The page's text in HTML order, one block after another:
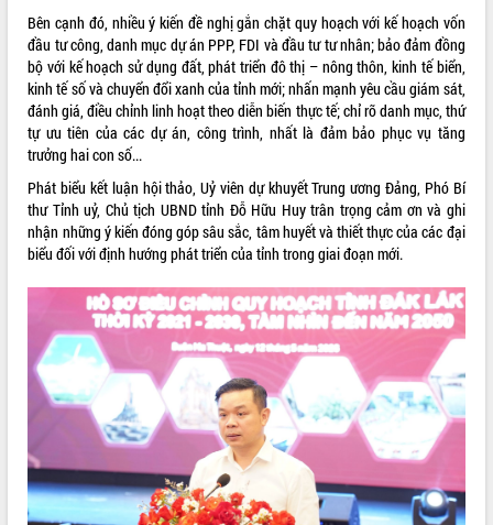
cho trạm y tế cấp xã
Du lịch Đắk Lắk nâng tầm trải nghiệm
du khách thông qua Hệ thống cơ sở dữ
liệu và Bản đồ số
Tập huấn ứng dụng trí tuệ nhân tạo (AI)
trong thương mại điện tử năm 2026
trao đổi thông tin trước Kỳ họp thứ
nhất, Quốc hội khóa XVI
Quyết liệt cải cách hành chính, khơi
thông nguồn lực phát triển
Nâng cao hiệu lực, hiệu quả HĐND
tỉnh thông qua hiện đại hóa hành chính
Xã Ea Phê gắn cải cách hành chính với
chuyển đổi số
Phó Chủ tịch Thường trực UBND tỉnh
Hồ Thị Nguyên Thảo làm việc tại Trung
tâm Phục vụ hành chính công xã Ea
Phê
Xây dựng nền hành chính số đồng
hành cùng nông dân dân, doanh nghiệp
Bên cạnh đó, nhiều ý kiến đề nghị gắn chặt quy hoạch với kế hoạch vốn
đầu tư công, danh mục dự án PPP, FDI và đầu tư tư nhân; bảo đảm đồng
bộ với kế hoạch sử dụng đất, phát triển đô thị – nông thôn, kinh tế biển,
kinh tế số và chuyển đổi xanh của tỉnh mới; nhấn mạnh yêu cầu giám sát,
đánh giá, điều chỉnh linh hoạt theo diễn biến thực tế; chỉ rõ danh mục, thứ
tự ưu tiên của các dự án, công trình, nhất là đảm bảo phục vụ tăng
trưởng hai con số...
Phát biểu kết luận hội thảo, Uỷ viên dự khuyết Trung ương Đảng, Phó Bí
thư Tỉnh uỷ, Chủ tịch UBND tỉnh Đỗ Hữu Huy trân trọng cảm ơn và ghi
nhận những ý kiến đóng góp sâu sắc, tâm huyết và thiết thực của các đại
biểu đối với định hướng phát triển của tỉnh trong giai đoạn mới.